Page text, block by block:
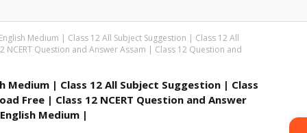
Medium | Class 12 All Subject Suggestion | Class 12 All
Question and Answer Assam | Class 12 Question and
Medium | Class 12 All Subject Suggestion | Class
Free | Class 12 NCERT Question and Answer
Medium |